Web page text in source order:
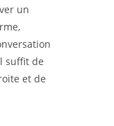
un
suffit de
et de